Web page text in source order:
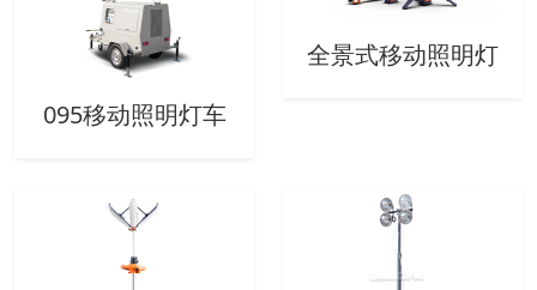
095移动照明灯车
全景式移动照明灯